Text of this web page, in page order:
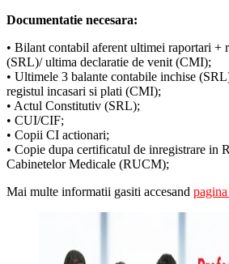
Documentatie necesara:
• Bilant contabil aferent ultimei raportari +
(SRL)/ ultima declaratie de venit (CMI);
• Ultimele 3 balante contabile inchise
registul incasari si plati (CMI);
• Actul Constitutiv (SRL);
• CUI/CIF;
• Copii CI actionari;
• Copie dupa certificatul de inregistrare in
Cabinetelor Medicale (RUCM);
Mai multe informatii gasiti accesand